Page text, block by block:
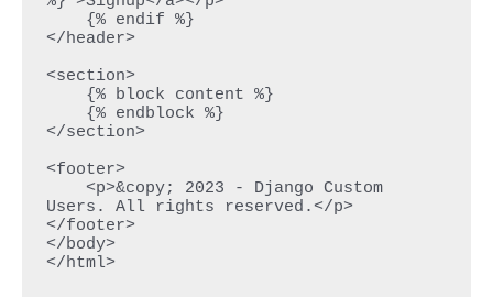
</header>
<section>
</section>
<footer>
Users. All rights reserved.</p>
</footer>
</body>
</html>